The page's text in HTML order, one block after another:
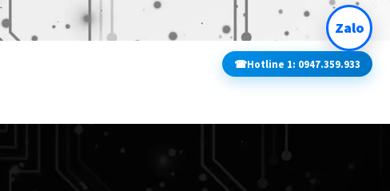
Zalo
☎Hotline 1: 0947.359.933